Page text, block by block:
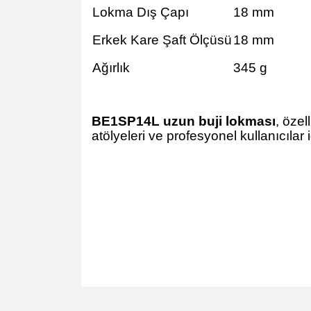
Lokma Dış Çapı
18 mm
Erkek Kare Şaft Ölçüsü18 mm
Ağırlık
345 g
BE1SP14L uzun buji lokması,
atölyeleri ve profesyonel